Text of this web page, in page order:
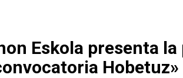
Eskola presenta
Hobetuz»